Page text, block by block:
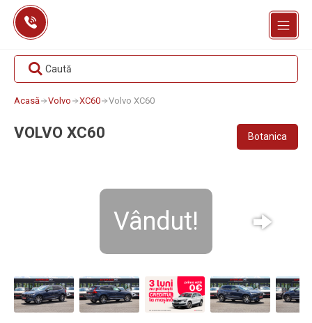
Skip
content
Caută
Acasă Volvo XC60 Volvo XC60
VOLVO XC60 Botanica
Vândut!